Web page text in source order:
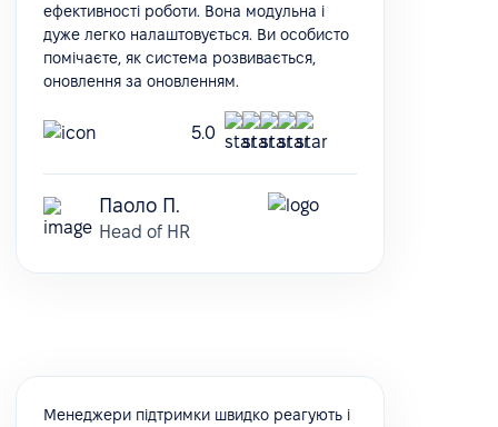
ефективності роботи. Вона модульна і
дуже легко налаштовується. Ви особисто
помічаєте, як система розвивається,
оновлення за оновленням.
5.0
Паоло П.
Head of HR
Менеджери підтримки швидко реагують і